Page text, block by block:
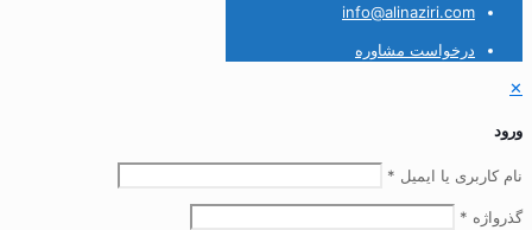
info@alinaziri.com
درخواست مشاوره
✕
ورود
نام کاربری یا ایمیل *
گذرواژه *